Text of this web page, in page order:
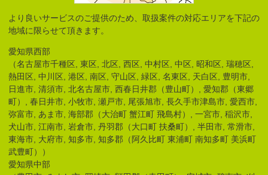
より良いサービスのご提供のため、取扱案件の対応エリアを下記の
地域に限らせて頂きます。
愛知県西部
（名古屋市千種区, 東区, 北区, 西区, 中村区, 中区, 昭和区, 瑞穂区,
熱田区, 中川区, 港区, 南区, 守山区, 緑区, 名東区, 天白区, 豊明市,
日進市, 清須市, 北名古屋市, 西春日井郡（豊山町）, 愛知郡（東郷
町）, 春日井市, 小牧市, 瀬戸市, 尾張旭市, 長久手市津島市, 愛西市,
弥富市, あま市, 海部郡（大治町 蟹江町 飛島村）, 一宮市, 稲沢市,
犬山市, 江南市, 岩倉市, 丹羽郡（大口町 扶桑町）, 半田市, 常滑市,
東海市, 大府市, 知多市, 知多郡（阿久比町 東浦町 南知多町 美浜町
武豊町））
愛知県中部